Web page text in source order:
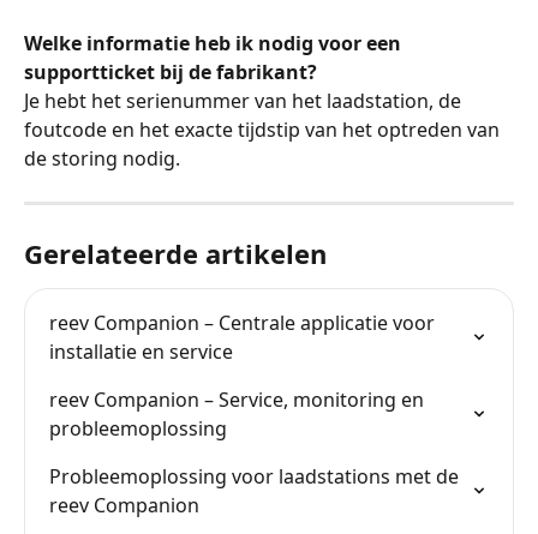
Welke informatie heb ik nodig voor een
supportticket bij de fabrikant?
Je hebt het serienummer van het laadstation, de
foutcode en het exacte tijdstip van het optreden van
de storing nodig.
Gerelateerde artikelen
reev Companion – Centrale applicatie voor
installatie en service
reev Companion – Service, monitoring en
probleemoplossing
Probleemoplossing voor laadstations met de
reev Companion